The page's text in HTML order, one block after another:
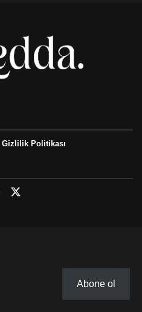
Gizlilik Politikası
Abone ol